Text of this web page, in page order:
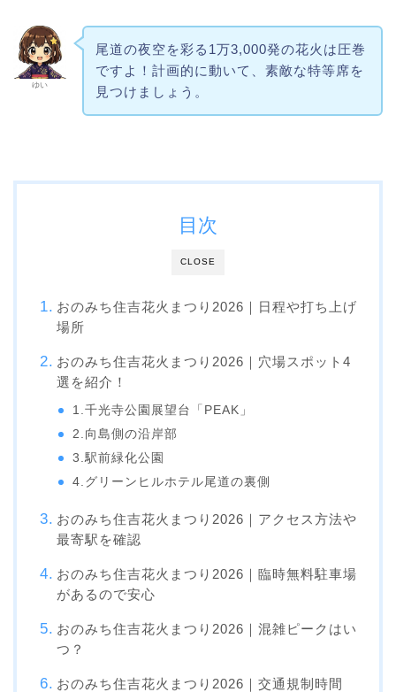
ゆい
尾道の夜空を彩る1万3,000発の花火は圧巻
ですよ！計画的に動いて、素敵な特等席を
見つけましょう。
CLOSE
目次
おのみち住吉花火まつり2026｜日程や打ち上げ
場所
おのみち住吉花火まつり2026｜穴場スポット4
選を紹介！
1.千光寺公園展望台「PEAK」
2.向島側の沿岸部
3.駅前緑化公園
4.グリーンヒルホテル尾道の裏側
おのみち住吉花火まつり2026｜アクセス方法や
最寄駅を確認
おのみち住吉花火まつり2026｜臨時無料駐車場
があるので安心
おのみち住吉花火まつり2026｜混雑ピークはい
つ？
おのみち住吉花火まつり2026｜交通規制時間